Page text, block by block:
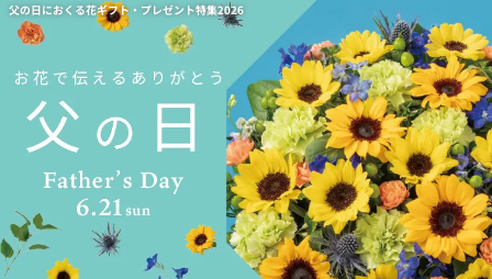
父の日におくる花ギフト・プレゼント特集2026